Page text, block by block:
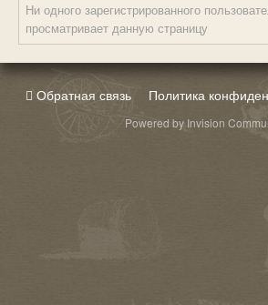
Ни одного зарегистрированного
просматривает данную страницу
Обратная связь Политика
Powered by Invision